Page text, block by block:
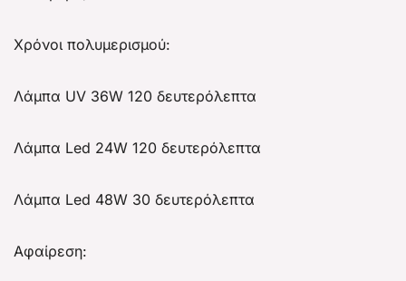
Χρόνοι πολυμερισμού:
Λάμπα UV 36W 120 δευτερόλεπτα
Λάμπα Led 24W 120 δευτερόλεπτα
Λάμπα Led 48W 30 δευτερόλεπτα
Αφαίρεση: